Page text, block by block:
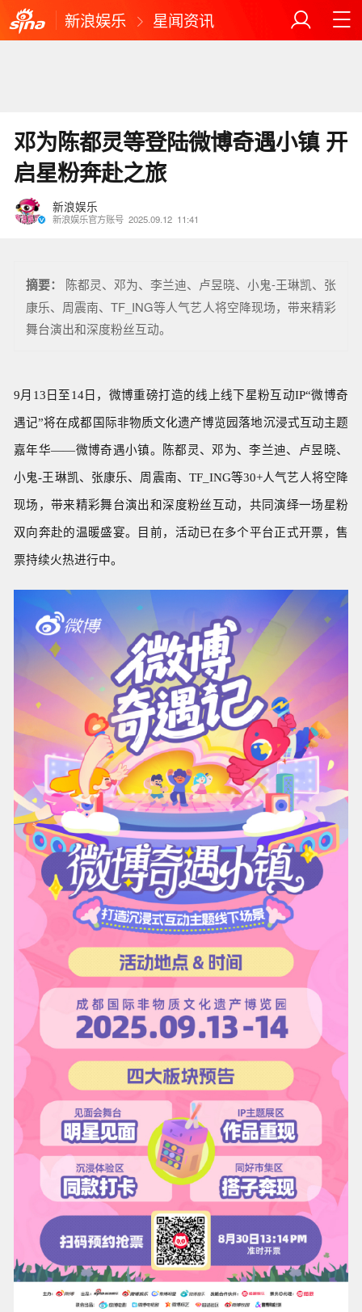
新浪娱乐 星闻资讯
邓为陈都灵等登陆微博奇遇小镇 开
启星粉奔赴之旅
新浪娱乐
新浪娱乐官方账号 2025.09.12 11:41
摘要：
陈都灵、邓为、李兰迪、卢昱晓、小鬼-王琳凯、张
康乐、周震南、TF_ING等人气艺人将空降现场，带来精彩
舞台演出和深度粉丝互动。
9月13日至14日，微博重磅打造的线上线下星粉互动IP“微博奇
遇记”将在成都国际非物质文化遗产博览园落地沉浸式互动主题
嘉年华——微博奇遇小镇。陈都灵、邓为、李兰迪、卢昱晓、
小鬼-王琳凯、张康乐、周震南、TF_ING等30+人气艺人将空降
现场，带来精彩舞台演出和深度粉丝互动，共同演绎一场星粉
双向奔赴的温暖盛宴。目前，活动已在多个平台正式开票，售
票持续火热进行中。